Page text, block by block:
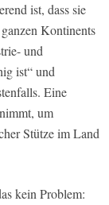
ist, dass sie
Kontinents
und
ist“ und
Eine
um
Stütze im Land
kein Problem: